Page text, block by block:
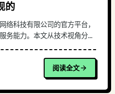
的
络科技有限公司的官方平台，
务能力。本文从技术视角分析
选型、用户体验设计、服务能
建设提供参考。阅读全文